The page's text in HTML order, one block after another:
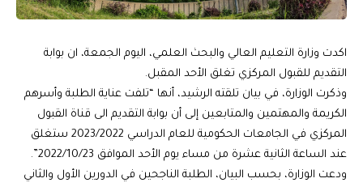
اكدت وزارة التعليم العالي والبحث العلمي، اليوم الجمعة، ان بوابة
التقديم للقبول المركزي تغلق الأحد المقبل.
وذكرت الوزارة، في بيان تلقته الرشيد، أنها “تلفت عناية الطلبة وأسرهم
الكريمة والمهتمين والمتابعين إلى أن بوابة التقديم الى قناة القبول
المركزي في الجامعات الحكومية للعام الدراسي 2023/2022 ستغلق
عند الساعة الثانية عشرة من مساء يوم الأحد الموافق 2022/10/23”.
ودعت الوزارة، بحسب البيان، الطلبة الناجحين في الدورين الأول والثاني